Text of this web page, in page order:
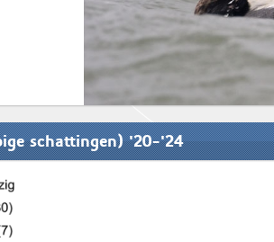
schattingen) '20-'24